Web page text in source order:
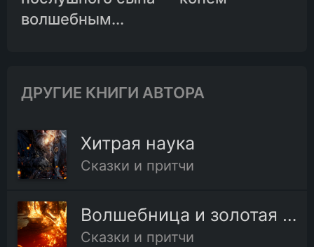
волшебным...
ДРУГИЕ КНИГИ АВТОРА
Хитрая наука
Сказки и притчи
Волшебница и золотая утка
Сказки и притчи